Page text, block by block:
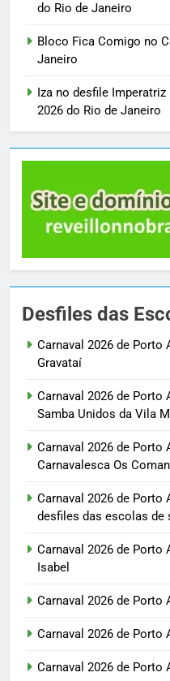
do Rio de Janeiro
Bloco Fica Comigo no
Janeiro
Iza no desfile Imperatriz
2026 do Rio de Janeiro
Desfiles das
Carnaval 2026 de Porto
Gravataí
Carnaval 2026 de Porto
Samba Unidos da Vila
Carnaval 2026 de Porto
Carnavalesca Os
Carnaval 2026 de Porto
desfiles das escolas de
Carnaval 2026 de Porto
Isabel
Carnaval 2026 de Porto
Carnaval 2026 de Porto
Carnaval 2026 de Porto